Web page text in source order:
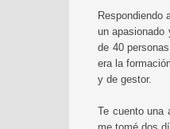
Respondiendo
un apasionado
de 40
era la
y de gestor.
Te cuento una